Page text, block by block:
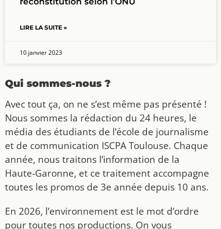
LIRE LA SUITE »
10 janvier 2023
Qui sommes-nous ?
Avec tout ça, on ne s’est même pas présenté !
Nous sommes la rédaction du 24 heures, le
média des étudiants de l’école de journalisme
et de communication ISCPA Toulouse. Chaque
année, nous traitons l’information de la
Haute-Garonne, et ce traitement accompagne
toutes les promos de 3e année depuis 10 ans.
En 2026, l’environnement est le mot d’ordre
pour toutes nos productions. On vous